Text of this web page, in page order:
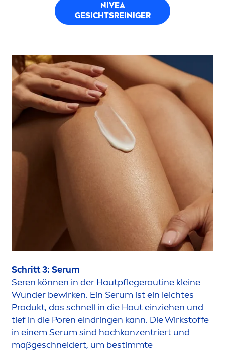
NIVEA
GESICHTSREINIGER
Schritt 3: Serum
Seren können in der Hautpflegeroutine kleine
Wunder bewirken. Ein Serum ist ein leichtes
Produkt, das schnell in die Haut einziehen und
tief in die Poren eindringen kann. Die Wirkstoffe
in einem Serum sind hochkonzentriert und
maßgeschneidert, um bestimmte